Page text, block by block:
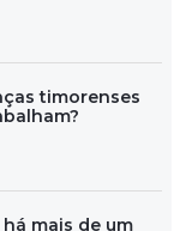
timorenses
mais de um